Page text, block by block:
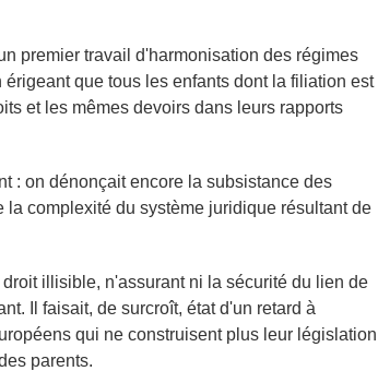
premier travail d'harmonisation des régimes
que tous les enfants dont la filiation est
et les mêmes devoirs dans leurs rapports
: on dénonçait encore la subsistance des
complexité du système juridique résultant de
illisible, n'assurant ni la sécurité du lien de
Il faisait, de surcroît, état d'un retard à
qui ne construisent plus leur législation
parents.